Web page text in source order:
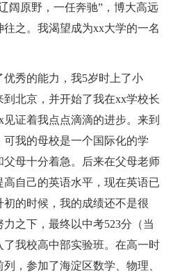
阔原野，一任奔驰”，博大高远
之。我渴望成为xx大学的一名
秀的能力，我5岁时上了小
北京，并开始了我在xx学校长
证着我点点滴滴的进步。来到
我的母校是一个国际化的学
母十分着急。后来在父母老师
自己的英语水平，现在英语已
的时候，我的成绩还不是很
之下，最终以中考523分（当
我校高中部实验班。在高一时
，参加了海淀区数学、物理、